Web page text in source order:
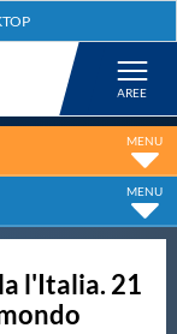
l'Italia. 21